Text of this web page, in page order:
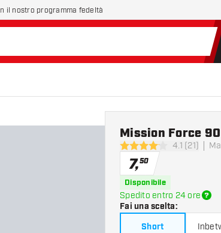
il nostro programma fedeltà
4.1 stelle di valutazione
4.1 (21)
Mission Force
7,50
Disponibile
Spedito entro 24 ore
Fai una scelta:
Short